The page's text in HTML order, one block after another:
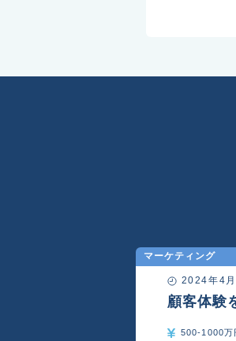
マーケティング
2024年4月
顧客体験
500-1000万